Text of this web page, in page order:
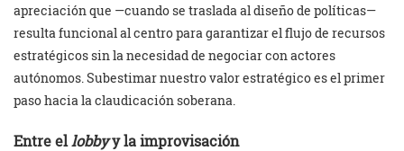
apreciación que —cuando se traslada al diseño de políticas—
resulta funcional al centro para garantizar el flujo de recursos
estratégicos sin la necesidad de negociar con actores
autónomos. Subestimar nuestro valor estratégico es el primer
paso hacia la claudicación soberana.
Entre ellobbyy la improvisación